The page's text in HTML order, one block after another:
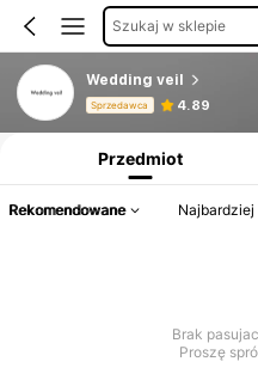
Szukaj w sklepie
Wedding veil
Sprzedawca 4.89
Przedmiot
Rekomendowane Najbardziej
Brak
Proszę